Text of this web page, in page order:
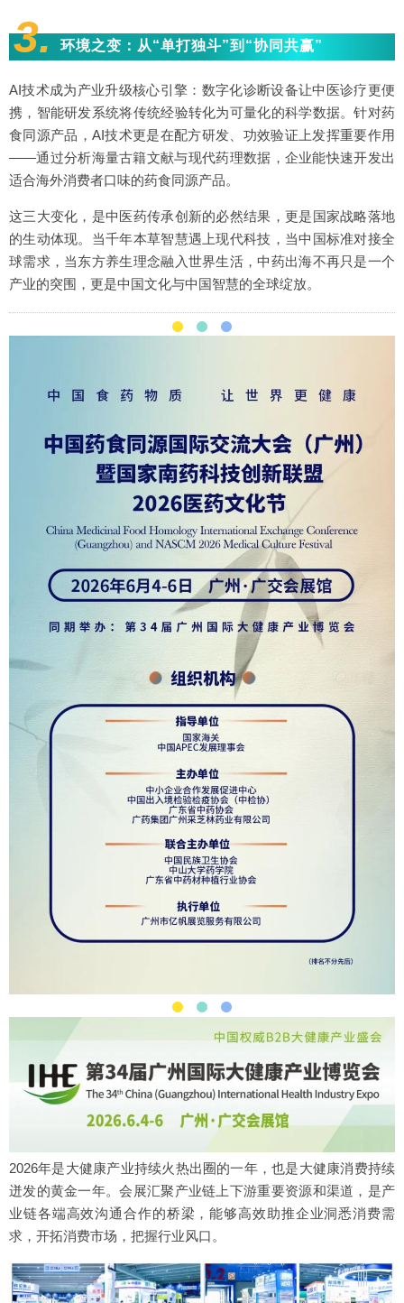
3. 环境之变：从“单打独斗”到“协同共赢”
AI技术成为产业升级核心引擎：数字化诊断设备让中医诊疗更便
携，智能研发系统将传统经验转化为可量化的科学数据。针对药
食同源产品，AI技术更是在配方研发、功效验证上发挥重要作用
——通过分析海量古籍文献与现代药理数据，企业能快速开发出
适合海外消费者口味的药食同源产品。
这三大变化，是中医药传承创新的必然结果，更是国家战略落地
的生动体现。当千年本草智慧遇上现代科技，当中国标准对接全
球需求，当东方养生理念融入世界生活，中药出海不再只是一个
产业的突围，更是中国文化与中国智慧的全球绽放。
2026年是大健康产业持续火热出圈的一年，也是大健康消费持续
迸发的黄金一年。会展汇聚产业链上下游重要资源和渠道，是产
业链各端高效沟通合作的桥梁，能够高效助推企业洞悉消费需
求，开拓消费市场，把握行业风口。